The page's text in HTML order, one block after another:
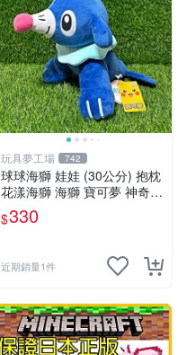
玩具夢工場 742
球球海獅 娃娃 (30公分) 抱枕
花漾海獅 海獅 寶可夢 神奇寶
貝
$330
近期銷量1件